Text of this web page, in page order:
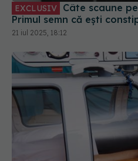
EXCLUSIV
Primul semn că ești
21 iul 2025, 18:12